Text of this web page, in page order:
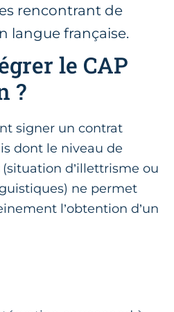
rencontrant de
langue française.
le CAP
?
signer un contrat
dont le niveau de
d’illettrisme ou
ne permet
l’obtention d’un